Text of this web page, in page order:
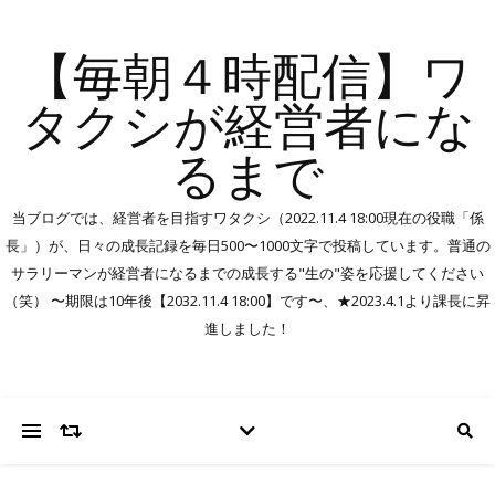
【毎朝４時配信】ワ
タクシが経営者にな
るまで
当ブログでは、経営者を目指すワタクシ（2022.11.4 18:00現在の役職「係
長」）が、日々の成長記録を毎日500〜1000文字で投稿しています。普通の
サラリーマンが経営者になるまでの成長する"生の"姿を応援してください
（笑） 〜期限は10年後【2032.11.4 18:00】です〜、★2023.4.1より課長に昇
進しました！